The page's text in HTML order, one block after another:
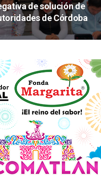
de solución de
de Córdoba